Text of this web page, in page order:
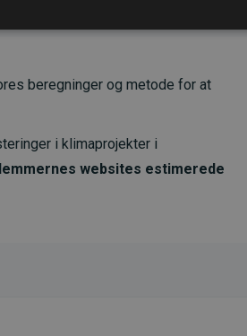
beregninger og metode for at
i klimaprojekter i
websites estimerede